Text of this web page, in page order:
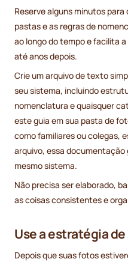
Reserve alguns minutos
pastas e as regras de
ao longo do tempo e facilita
até anos depois.
Crie um arquivo de texto
seu sistema, incluindo
nomenclatura e quaisquer
este guia em sua pasta de
como familiares ou colegas,
arquivo, essa
mesmo sistema.
Não precisa ser elaborado,
as coisas consistentes e
Use a estratégia
Depois que suas fotos